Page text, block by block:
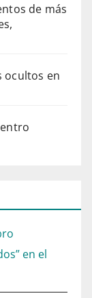
de más
ocultos en
en el